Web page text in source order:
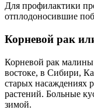
Для профилактики
отплодоносившие
Корневой рак
Корневой рак малины
востоке, в Сибири,
старых насаждениях
растений. Больные
зимой.